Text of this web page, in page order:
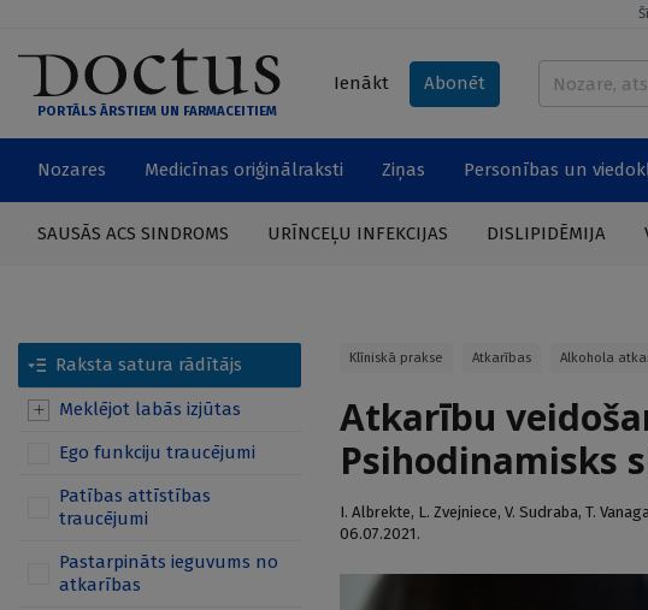
PORTĀLS ĀRSTIEM UN FARMACEITIEM
Ienākt Abonēt
Nozares Medicīnas oriģinālraksti Ziņas Personības un
SAUSĀS ACS SINDROMS URĪNCEĻU INFEKCIJAS DISLIPIDĒMIJA
Raksta satura rādītājs
Meklējot labās izjūtas
Ego funkciju traucējumi
Patības attīstības
traucējumi
Pastarpināts ieguvums no
atkarības
Klīniskā prakse Atkarības Alkohola
Atkarību
Psihodinamisks
I. Albrekte, L. Zvejniece, V. Sudraba, T.
06.07.2021.